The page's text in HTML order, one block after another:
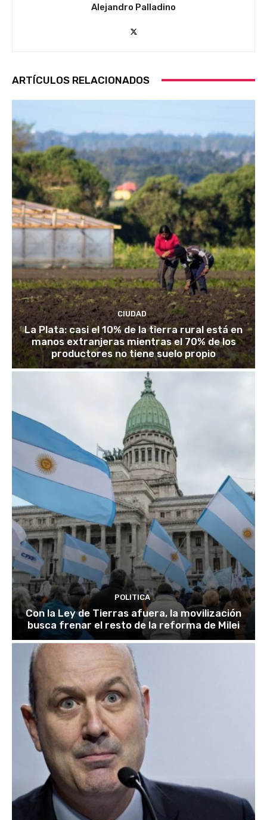
Alejandro Palladino
ARTÍCULOS RELACIONADOS
CIUDAD
La Plata: casi el 10% de la tierra rural está en
manos extranjeras mientras el 70% de los
productores no tiene suelo propio
POLITICA
Con la Ley de Tierras afuera, la movilización
busca frenar el resto de la reforma de Milei